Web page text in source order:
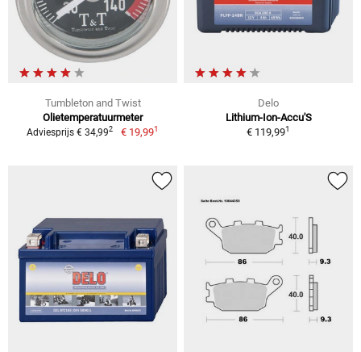
Tumbleton and Twist
Olietemperatuurmeter
Adviesprijs € 34,992 € 19,991
Delo
Lithium-Ion-Accu'S
€ 119,991